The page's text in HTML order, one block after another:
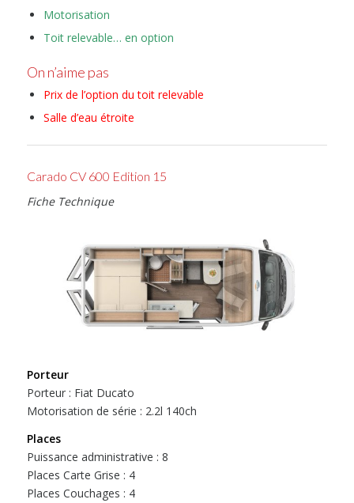
Motorisation
Toit relevable… en option
On n’aime pas
Prix de l’option du toit relevable
Salle d’eau étroite
Carado CV 600 Edition 15
Fiche Technique
Porteur
Porteur : Fiat Ducato
Motorisation de série : 2.2l 140ch
Places
Puissance administrative : 8
Places Carte Grise : 4
Places Couchages : 4